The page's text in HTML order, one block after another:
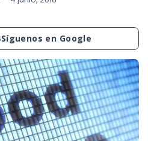
Síguenos en Google